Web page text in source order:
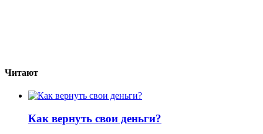
Читают
Как вернуть свои деньги?